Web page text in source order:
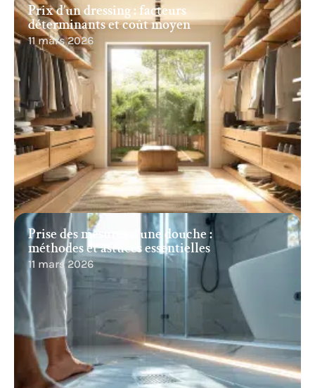
Prix d’un dressing : facteurs
déterminants et coût moyen
11 mars 2026
Prise des mesures d’une douche :
méthodes et astuces essentielles
11 mars 2026